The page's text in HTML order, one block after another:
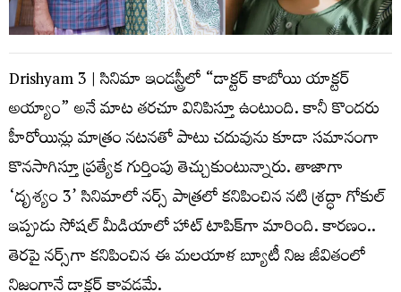
Drishyam 3 | సినిమా ఇండస్ట్రీలో “డాక్టర్ కాబోయి యాక్టర్
అయ్యాం” అనే మాట తరచూ వినిపిస్తూ ఉంటుంది. కానీ కొందరు
హీరోయిన్లు మాత్రం నటనతో పాటు చదువును కూడా సమానంగా
కొనసాగిస్తూ ప్రత్యేక గుర్తింపు తెచ్చుకుంటున్నారు. తాజాగా
‘దృశ్యం 3’ సినిమాలో నర్స్ పాత్రలో కనిపించిన నటి శ్రద్ధా గోకుల్
ఇప్పుడు సోషల్ మీడియాలో హాట్ టాపిక్‌గా మారింది. కారణం..
తెరపై నర్స్‌గా కనిపించిన ఈ మలయాళ బ్యూటీ నిజ జీవితంలో